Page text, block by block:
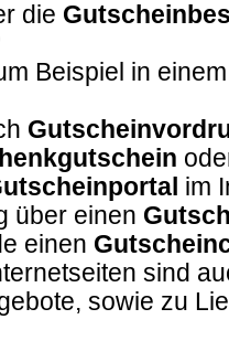
die
Beispiel in
im
über einen
einen
sind
sowie zu